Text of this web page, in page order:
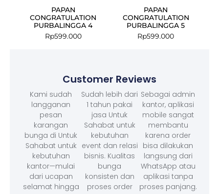
PAPAN
CONGRATULATION
PURBALINGGA 4
Rp599.000
PAPAN
CONGRATULATION
PURBALINGGA 5
Rp599.000
Customer Reviews
Kami sudah
langganan
pesan
karangan
bunga di Untuk
Sahabat untuk
kebutuhan
kantor—mulai
dari ucapan
selamat hingga
Sudah lebih dari
1 tahun pakai
jasa Untuk
Sahabat untuk
kebutuhan
event dan relasi
bisnis. Kualitas
bunga
konsisten dan
proses order
Sebagai admin
kantor, aplikasi
mobile sangat
membantu
karena order
bisa dilakukan
langsung dari
WhatsApp atau
aplikasi tanpa
proses panjang.